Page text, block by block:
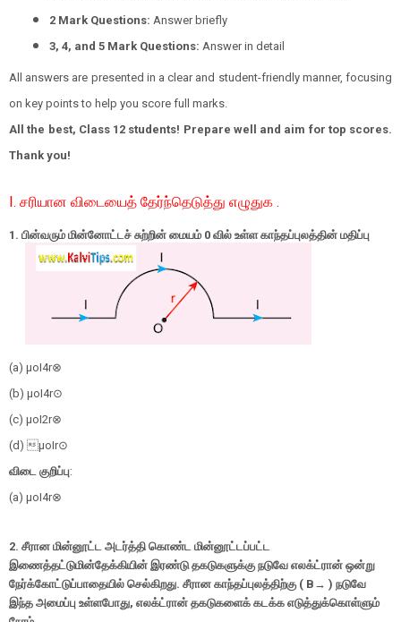
2 Mark Questions: Answer briefly
3, 4, and 5 Mark Questions: Answer in detail
All answers are presented in a clear and student-friendly manner, focusing
on key points to help you score full marks.
All the best, Class 12 students! Prepare well and aim for top scores.
Thank you!
I. சரியான விடையைத் தேர்ந்தெடுத்து எழுதுக .
1. பின்வரும் மின்னோட்டச் சுற்றின் மையம் 0 வில் உள்ள காந்தப்புலத்தின் மதிப்பு
(a) μοI4r⊗
(b) μοI4r⊙
(c) μοI2r⊗
(d) μοIr⊙
விடை குறிப்பு:
(a) μοI4r⊗
2. சீரான மின்னூட்ட அடர்த்தி கொண்ட மின்னூட்டப்பட்ட
இணைத்தட்டுமின்தேக்கியின் இரண்டு தகடுகளுக்கு நடுவே எலக்ட்ரான் ஒன்று
நேர்க்கோட்டுப்பாதையில் செல்கிறது. சீரான காந்தப்புலத்திற்கு ( B → ) நடுவே
இந்த அமைப்பு உள்ளபோது, எலக்ட்ரான் தகடுகளைக் கடக்க எடுத்துக்கொள்ளும்